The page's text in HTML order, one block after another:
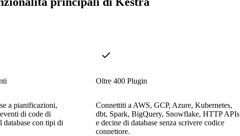
a pianificazioni,
di code di
database con tipi di
Oltre 400 Plugin
Connettiti a AWS, GCP, Azure, Kubernetes,
dbt, Spark, BigQuery, Snowflake, HTTP APIs
e decine di database senza scrivere codice
connettore.